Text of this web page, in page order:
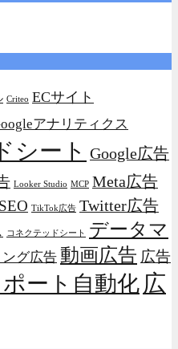
Criteo ECサイト
アナリティクス
シート Google広告
Looker Studio MCP Meta広告
SEO TikTok広告 Twitter広告
コネクテッドシート
データマ
ング広告 動画広告 広告
ート自動化 広